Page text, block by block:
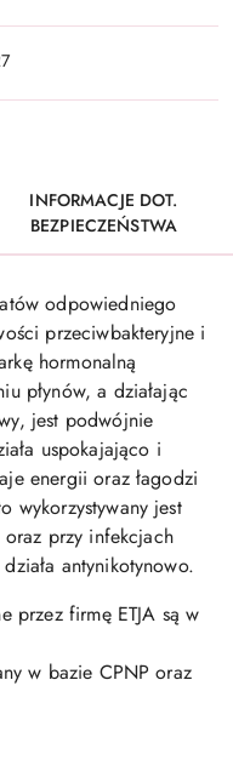
INFORMACJE DOT.
BEZPIECZEŃSTWA
odpowiedniego
przeciwbakteryjne i
hormonalną
płynów, a działając
jest podwójnie
uspokajająco i
energii oraz łagodzi
wykorzystywany jest
przy infekcjach
antynikotynowo.
przez firmę ETJA są w
w bazie CPNP oraz